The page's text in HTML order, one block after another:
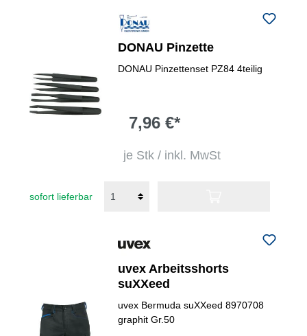
DONAU Pinzette
DONAU Pinzettenset PZ84 4teilig
7,96 €*
je Stk / inkl. MwSt
sofort lieferbar
uvex Arbeitsshorts
suXXeed
uvex Bermuda suXXeed 8970708
graphit Gr.50